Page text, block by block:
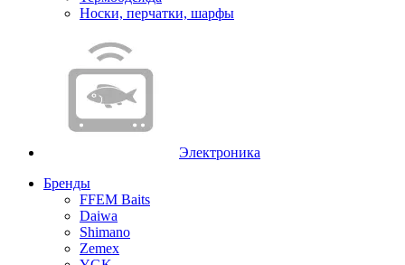
Носки, перчатки, шарфы
Электроника
Бренды
FFEM Baits
Daiwa
Shimano
Zemex